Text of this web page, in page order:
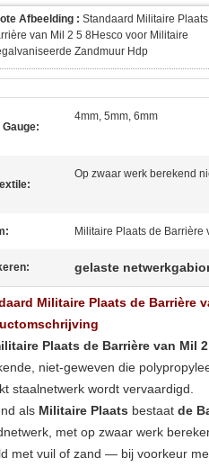
Afbeelding : Standaard Militaire
van Mil 2 5 8Hesco voor Militaire
Zandmuur Hdp
Gauge:
4mm, 5mm, 6mm
Op zwaar werk berekend
Militaire Plaats de Barrière
gelaste
Militaire Plaats de Barrière
Plaats de Barrière van Mil
niet-geweven die
staalnetwerk wordt vervaardigd.
als Militaire Plaats bestaat de
met op zwaar werk
met vuil of zand — bij voorkeur